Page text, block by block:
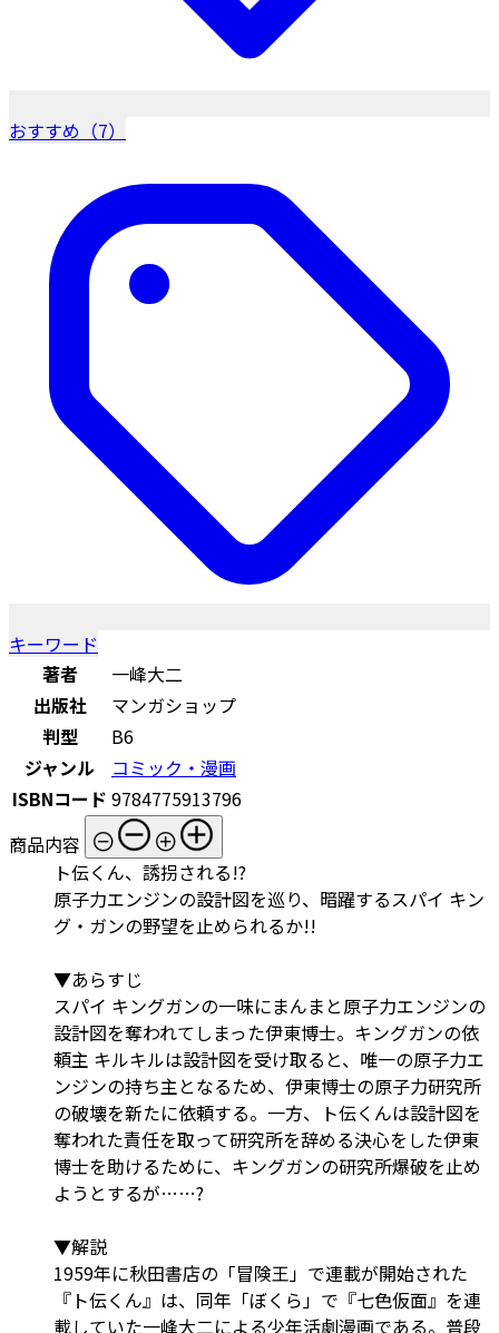
おすすめ（7）
キーワード
著者
一峰大二
出版社
マンガショップ
判型
B6
ジャンル
コミック・漫画
ISBNコード 9784775913796
商品内容
ト伝くん、誘拐される!?
原子力エンジンの設計図を巡り、暗躍するスパイ キン
グ・ガンの野望を止められるか!!
▼あらすじ
スパイ キングガンの一味にまんまと原子力エンジンの
設計図を奪われてしまった伊東博士。キングガンの依
頼主 キルキルは設計図を受け取ると、唯一の原子力エ
ンジンの持ち主となるため、伊東博士の原子力研究所
の破壊を新たに依頼する。一方、ト伝くんは設計図を
奪われた責任を取って研究所を辞める決心をした伊東
博士を助けるために、キングガンの研究所爆破を止め
ようとするが……?
▼解説
1959年に秋田書店の「冒険王」で連載が開始された
『ト伝くん』は、同年「ぼくら」で『七色仮面』を連
載していた一峰大二による少年活劇漫画である。普段